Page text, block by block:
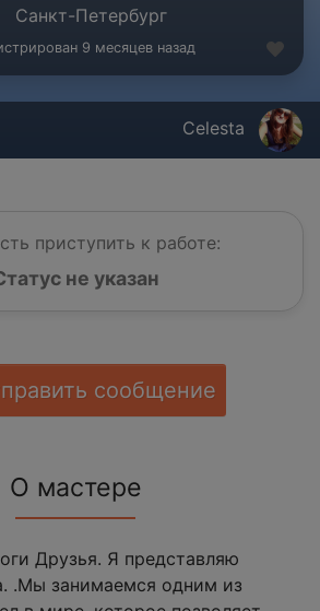
Санкт-Петербург
9 месяцев назад
Celesta
приступить к работе:
не указан
сообщение
О мастере
Друзья. Я представляю
.Мы занимаемся одним из